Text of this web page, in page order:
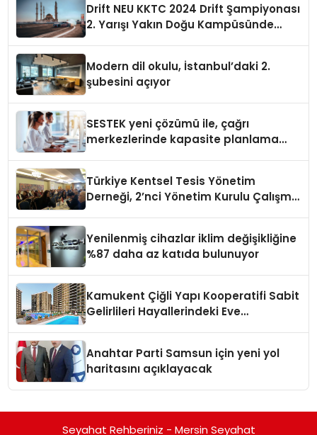
Drift NEU KKTC 2024 Drift Şampiyonası
2. Yarışı Yakın Doğu Kampüsünde
Modern dil okulu, İstanbul’daki 2.
şubesini açıyor
SESTEK yeni çözümü ile, çağrı
merkezlerinde kapasite planlama
Türkiye Kentsel Tesis Yönetim
Derneği, 2’nci Yönetim Kurulu Çalışma
Yenilenmiş cihazlar iklim değişikliğine
%87 daha az katıda bulunuyor
Kamukent Çiğli Yapı Kooperatifi Sabit
Gelirlileri Hayallerindeki Eve
Anahtar Parti Samsun için yeni yol
haritasını açıklayacak
Seyahat Rehberiniz - Mersin Seyahat